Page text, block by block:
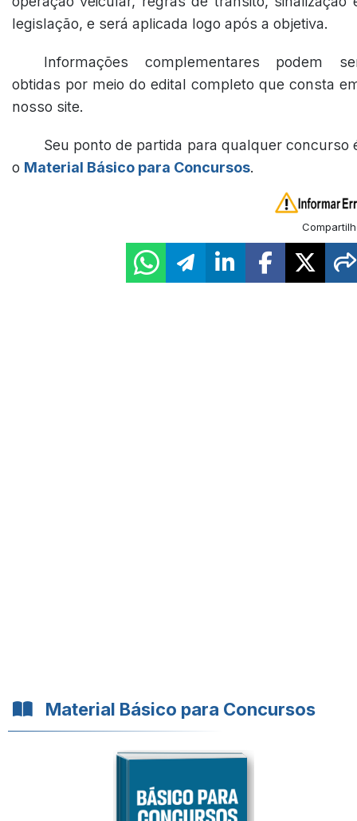
legislação, e será aplicada logo após a objetiva.
Informações complementares podem
obtidas por meio do edital completo que consta
nosso site.
Seu ponto de partida para qualquer concurso
o Material Básico para Concursos.
Material Básico para Concursos